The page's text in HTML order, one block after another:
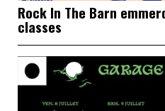
Rock In The Barn
classes